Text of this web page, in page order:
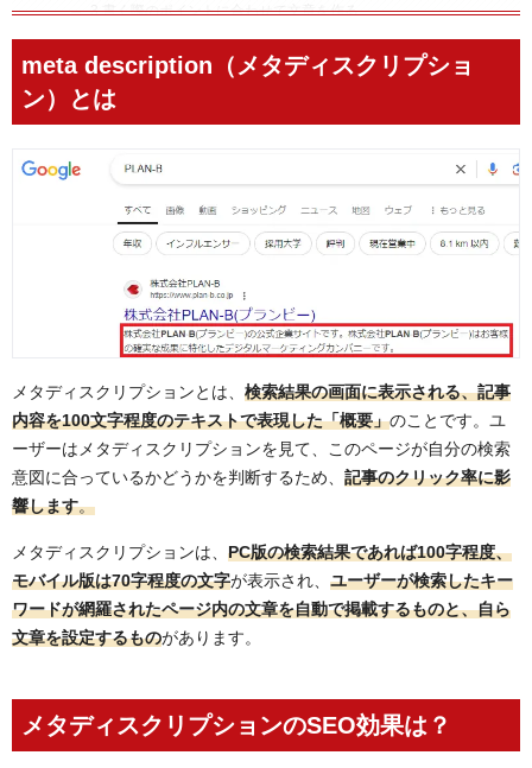
3.書く際のポイントに合わせて文章を作る
4.文字数を100字前後に調整する
メタディスクリプションの良い例・悪い例
メタディスクリプションの文章例
メタディスクリプションの確認方法
WordPressで確認する
ツールで確認する
HTMLソースで確認する
よくある質問
設定したメタディスクリプションが表示されないのはなぜ？
メタディスクリプションを設定しないとどうなるの？
まとめ：ユーザーにとって「分かりやすい！」を心がけ
ると良い
meta description（メタディスクリプショ
ン）とは
メタディスクリプションとは、 検索結果の画面に表示される、記事
内容を100文字程度のテキストで表現した「概要」のこと です。ユ
ーザーはメタディスクリプションを見て、このページが自分の検索
意図に合っているかどうかを判断するため、 記事のクリック率に影
響します。
メタディスクリプションは、 PC版の検索結果であれば100字程度、
モバイル版は70字程度の文字が表示され、 ユーザーが検索したキー
ワードが網羅されたページ内の文章を自動で掲載するものと、自ら
文章を設定するものがあります。
メタディスクリプションのSEO効果は？